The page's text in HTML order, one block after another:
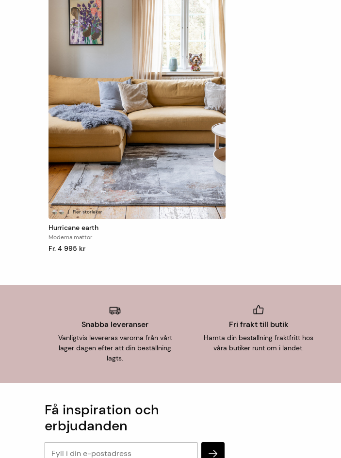
| Fler storlekar
Hurricane earth
Moderna mattor
Fr. 4 995 kr
Snabba leveranser
Vanligtvis levereras varorna från vårt
lager dagen efter att din beställning
lagts.
Fri frakt till butik
Hämta din beställning fraktfritt hos
våra butiker runt om i landet.
Få inspiration och
erbjudanden